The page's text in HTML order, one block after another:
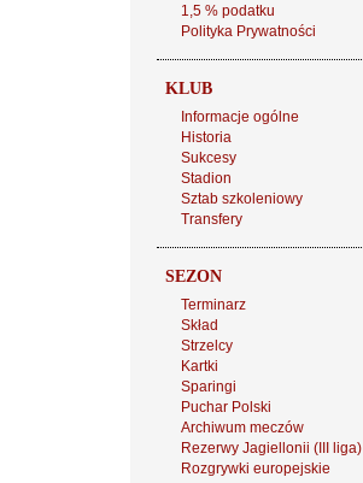
1,5 % podatku
Polityka Prywatności
KLUB
Informacje ogólne
Historia
Sukcesy
Stadion
Sztab szkoleniowy
Transfery
SEZON
Terminarz
Skład
Strzelcy
Kartki
Sparingi
Puchar Polski
Archiwum meczów
Rezerwy Jagiellonii (III liga)
Rozgrywki europejskie